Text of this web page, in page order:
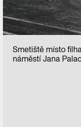
Smetiště místo
náměstí Jana